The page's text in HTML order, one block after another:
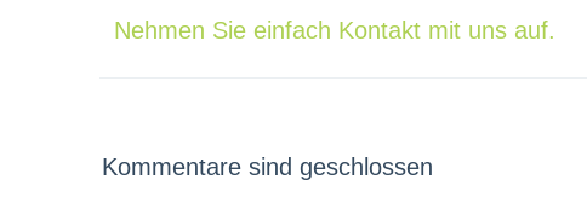
Nehmen Sie einfach Kontakt mit uns auf.
Kommentare sind geschlossen